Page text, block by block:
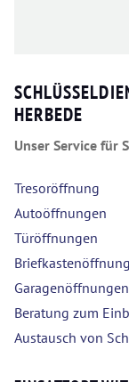
HERBEDE
Unser Service für
Tresoröffnung
Autoöffnungen
Türöffnungen
Garagenöffnungen
Beratung zum
Austausch von